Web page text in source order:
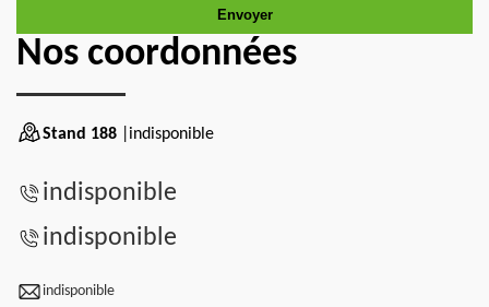
Nos coordonnées
Stand 188 |indisponible
indisponible
indisponible
indisponible